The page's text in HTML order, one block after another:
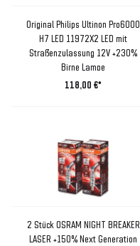
Original Philips Ultinon Pro6000
H7 LED 11972X2 LED mit
Straßenzulassung 12V +230%
Birne Lampe
118,00 €*
2 Stück OSRAM NIGHT BREAKER
LASER +150% Next Generation